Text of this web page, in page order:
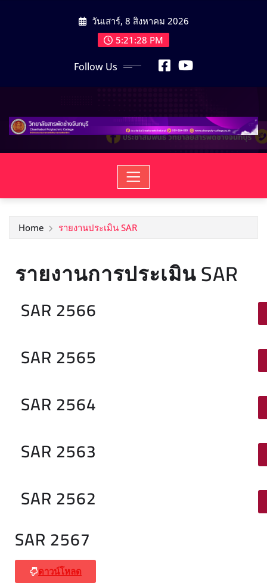
วันเสาร์, 8 สิงหาคม 2026
5:21:29 PM
Follow Us
Home รายงานประเมิน SAR
รายงานการประเมิน SAR
SAR 2566
SAR 2565
SAR 2564
SAR 2563
SAR 2562
SAR 2567
ดาวน์โหลด